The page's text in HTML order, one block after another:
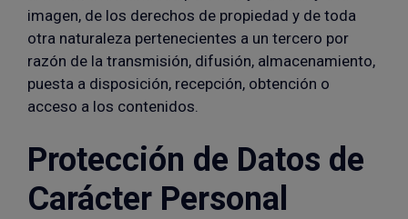
imagen, de los derechos de propiedad y de toda
otra naturaleza pertenecientes a un tercero por
razón de la transmisión, difusión, almacenamiento,
puesta a disposición, recepción, obtención o
acceso a los contenidos.
Protección de Datos de
Carácter Personal